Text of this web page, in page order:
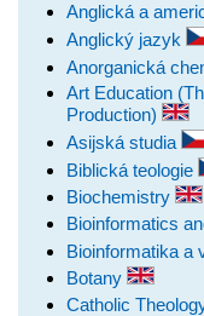
Anglická a
Anglický jazyk
Anorganická
Art Education
Production)
Asijská studia
Biblická teologie
Biochemistry
Bioinformatics
Bioinformatika a
Botany
Catholic